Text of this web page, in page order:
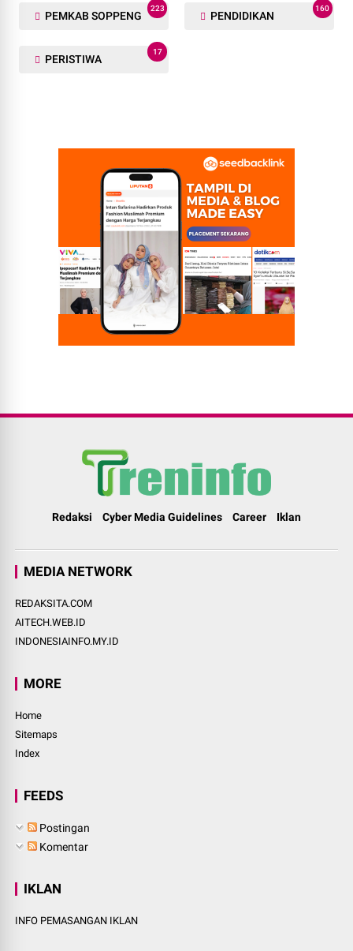
PEMKAB SOPPENG
223
PENDIDIKAN
160
PERISTIWA
17
Redaksi Cyber Media Guidelines Career Iklan
MEDIA NETWORK
REDAKSITA.COM
AITECH.WEB.ID
INDONESIAINFO.MY.ID
MORE
Home
Sitemaps
Index
FEEDS
Postingan
Komentar
IKLAN
INFO PEMASANGAN IKLAN